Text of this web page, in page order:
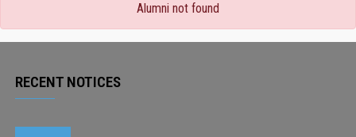
Alumni not found
RECENT NOTICES